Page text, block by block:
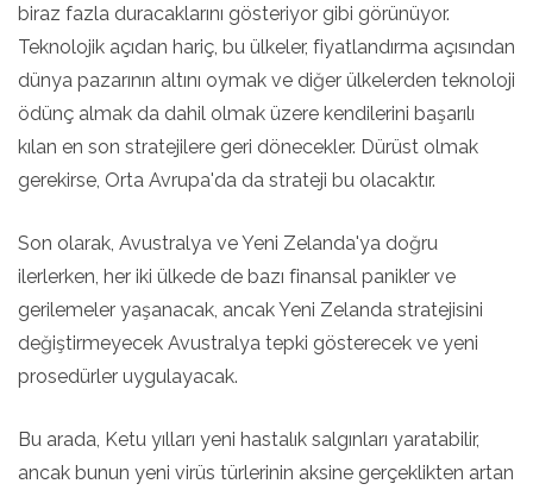
biraz fazla duracaklarını gösteriyor gibi görünüyor.
Teknolojik açıdan hariç, bu ülkeler, fiyatlandırma açısından
dünya pazarının altını oymak ve diğer ülkelerden teknoloji
ödünç almak da dahil olmak üzere kendilerini başarılı
kılan en son stratejilere geri dönecekler. Dürüst olmak
gerekirse, Orta Avrupa'da da strateji bu olacaktır.
Son olarak, Avustralya ve Yeni Zelanda'ya doğru
ilerlerken, her iki ülkede de bazı finansal panikler ve
gerilemeler yaşanacak, ancak Yeni Zelanda stratejisini
değiştirmeyecek Avustralya tepki gösterecek ve yeni
prosedürler uygulayacak.
Bu arada, Ketu yılları yeni hastalık salgınları yaratabilir,
ancak bunun yeni virüs türlerinin aksine gerçeklikten artan